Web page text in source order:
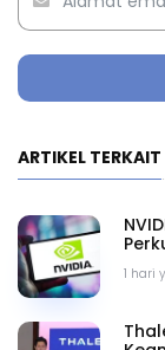
ARTIKEL TERKAIT
1 hari